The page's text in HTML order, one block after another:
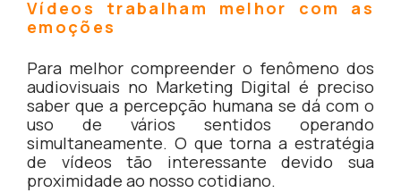
Vídeos trabalham melhor com as
emoções
Para melhor compreender o fenômeno dos
audiovisuais no Marketing Digital é preciso
saber que a percepção humana se dá com o
uso de vários sentidos operando
simultaneamente. O que torna a estratégia
de vídeos tão interessante devido sua
proximidade ao nosso cotidiano.